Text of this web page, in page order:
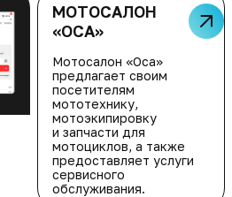
МОТОСАЛОН
«ОСА»
Мотосалон «Оса»
предлагает своим
посетителям
мототехнику,
мотоэкипировку
и запчасти для
мотоциклов, а также
предоставляет услуги
сервисного
обслуживания.